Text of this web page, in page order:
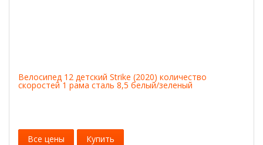
Велосипед 12 детский Strike (2020) количество
скоростей 1 рама сталь 8,5 белый/зеленый
Все цены Купить